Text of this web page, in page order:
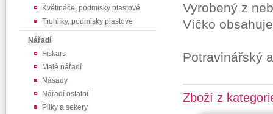
Květináče, podmisky plastové
Truhlíky, podmisky plastové
Nářadí
Fiskars
Malé nářadí
Násady
Nářadí ostatní
Pilky a sekery
Vyrobený z
Víčko
Potravinářský
Zboží z